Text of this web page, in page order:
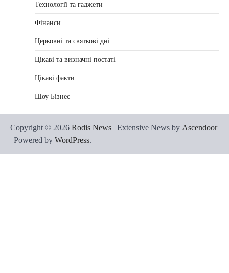
Технології та гаджети
Фінанси
Церковні та святкові дні
Цікаві та визначні постаті
Цікаві факти
Шоу Бізнес
Copyright © 2026 Rodis News | Extensive News by Ascendoor
| Powered by WordPress.